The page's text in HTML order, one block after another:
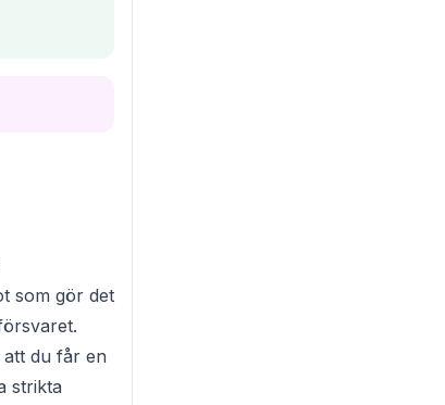
som gör det
du får en
strikta